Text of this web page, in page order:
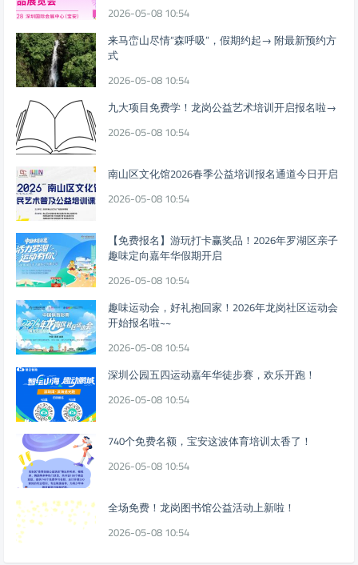
2026-05-08 10:54
来马峦山尽情“森呼吸”，假期约起→ 附最新预约方
式
2026-05-08 10:54
九大项目免费学！龙岗公益艺术培训开启报名啦→
2026-05-08 10:54
南山区文化馆2026春季公益培训报名通道今日开启
2026-05-08 10:54
【免费报名】游玩打卡赢奖品！2026年罗湖区亲子
趣味定向嘉年华假期开启
2026-05-08 10:54
趣味运动会，好礼抱回家！2026年龙岗社区运动会
开始报名啦~~
2026-05-08 10:54
深圳公园五四运动嘉年华徒步赛，欢乐开跑！
2026-05-08 10:54
740个免费名额，宝安这波体育培训太香了！
2026-05-08 10:54
全场免费！龙岗图书馆公益活动上新啦！
2026-05-08 10:54